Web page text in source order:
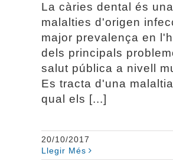
La càries dental és
malalties d'origen
major prevalença en
dels principals
salut pública a nivell
Es tracta d'una
qual els [...]
20/10/2017
Llegir Més